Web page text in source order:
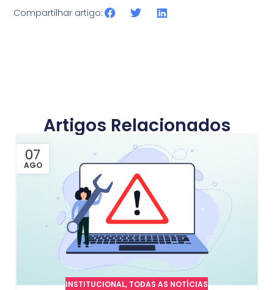
Compartilhar artigo:
Artigos Relacionados
07
AGO
INSTITUCIONAL, TODAS AS NOTÍCIAS